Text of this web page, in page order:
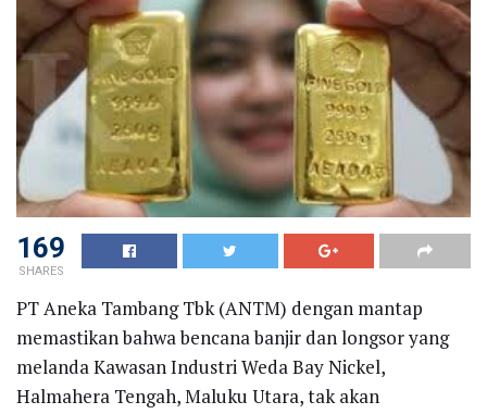
169
SHARES
PT Aneka Tambang Tbk (ANTM) dengan mantap
memastikan bahwa bencana banjir dan longsor yang
melanda Kawasan Industri Weda Bay Nickel,
Halmahera Tengah, Maluku Utara, tak akan